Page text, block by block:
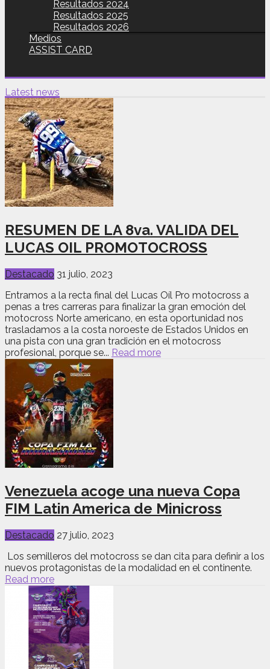
Resultados 2024
Resultados 2025
Resultados 2026
Medios
ASSIST CARD
Latest news
RESUMEN DE LA 8va. VALIDA DEL
LUCAS OIL PROMOTOCROSS
Destacado 31 julio, 2023
Entramos a la recta final del Lucas Oíl Pro motocross a
penas a tres carreras para finalizar la gran emoción del
motocross Norte americano, en esta oportunidad nos
trasladamos a la costa noroeste de Estados Unidos en
una pista con una gran tradición en el motocross
profesional, porque se... Read more
Venezuela acoge una nueva Copa
FIM Latin America de Minicross
Destacado 27 julio, 2023
Los semilleros del motocross se dan cita para definir a los
nuevos protagonistas de la modalidad en el continente.
Read more